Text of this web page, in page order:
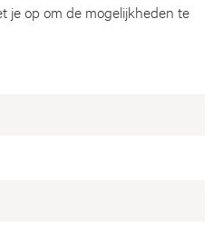
je op om de mogelijkheden te